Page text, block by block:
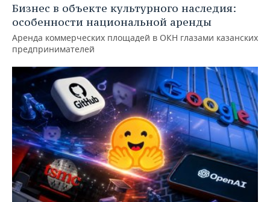
Бизнес в объекте культурного наследия:
особенности национальной аренды
Аренда коммерческих площадей в ОКН глазами казанских
предпринимателей